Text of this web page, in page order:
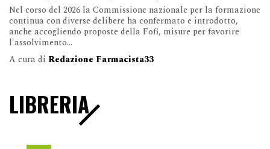
Nel corso del 2026 la Commissione nazionale per la formazione
continua con diverse delibere ha confermato e introdotto,
anche accogliendo proposte della Fofi, misure per favorire
l'assolvimento...
A cura di Redazione Farmacista33
LIBRERIA